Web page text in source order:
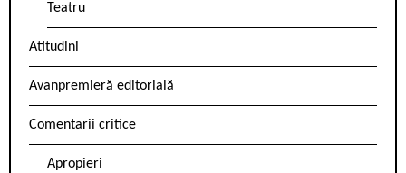
Teatru
Atitudini
Avanpremieră editorială
Comentarii critice
Apropieri